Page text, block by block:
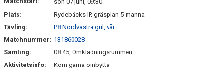
sön 07 juni, 09:30
Plats:
Rydebäcks IP, gräsplan 5-manna
Tävling:
P8 Nordvästra gul, vår
Matchnummer: 131860028
Samling:
08:45, Omklädningsrummen
Aktivitetsinfo:
Kom gärna ombytta